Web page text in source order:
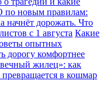
новым правилам:
начнёт дорожать. Что
с 1 августа Какие
опытных
дорогу комфортнее
жилец»: как
в кошмар